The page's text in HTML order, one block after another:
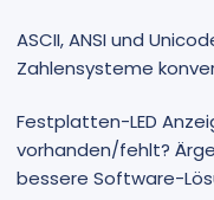
ASCII, ANSI und
Zahlensysteme
Festplatten-LED
vorhanden/fehlt?
bessere Software-